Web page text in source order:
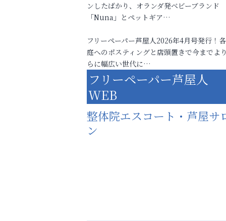
ンしたばかり、オランダ発ベビーブランド
「Nuna」とペットギア…
フリーペーパー芦屋人2026年4月号発行！
庭へのポスティングと店頭置きで今までよ
らに幅広い世代に…
フリーペーパー芦屋人
WEB
整体院エスコート・芦屋サ
ン